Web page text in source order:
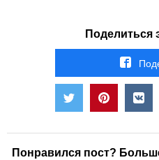
Поделиться
Понравился пост?